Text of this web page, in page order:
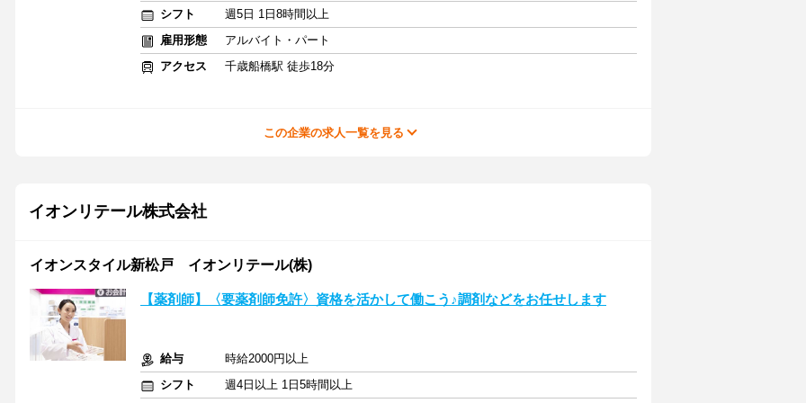
シフト
週5日 1日8時間以上
雇用形態
アルバイト・パート
アクセス
千歳船橋駅 徒歩18分
この企業の求人一覧を見る
イオンリテール株式会社
イオンスタイル新松戸 イオンリテール(株)
【薬剤師】〈要薬剤師免許〉資格を活かして働こう♪調剤などをお任せします
給与
時給2000円以上
シフト
週4日以上 1日5時間以上